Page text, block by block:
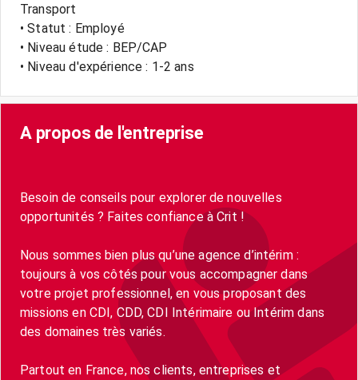
Transport
• Statut : Employé
• Niveau étude : BEP/CAP
• Niveau d'expérience : 1-2 ans
A propos de l'entreprise
Besoin de conseils pour explorer de nouvelles
opportunités ? Faites confiance à Crit !
Nous sommes bien plus qu’une agence d’intérim :
toujours à vos côtés pour vous accompagner dans
votre projet professionnel, en vous proposant des
missions en CDI, CDD, CDI Intérimaire ou Intérim dans
des domaines très variés.
Partout en France, nos clients, entreprises et